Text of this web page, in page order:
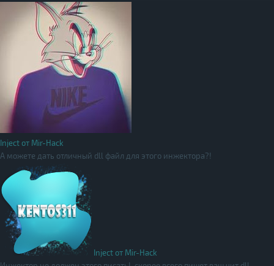
Inject от Mir-Hack
А можете дать отличный dll файл для этого инжектора?!
Inject от Mir-Hack